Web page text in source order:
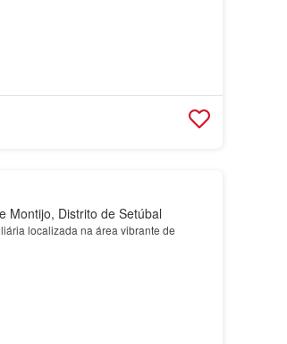
Montijo, Distrito de Setúbal
localizada na área vibrante de